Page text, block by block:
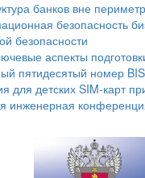
банков вне
безопасность
безопасности
аспекты
пятидесятый номер
детских SIM-карт
инженерная